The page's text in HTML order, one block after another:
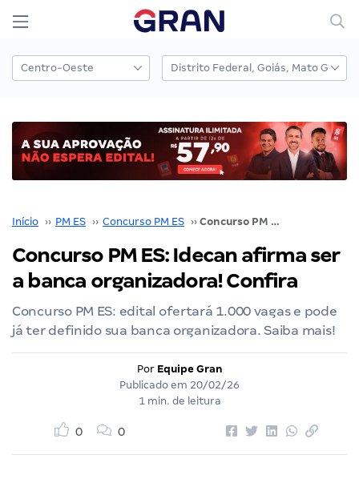
Início ›› PM ES ›› Concurso PM ES ›› Concurso PM ES: Idecan afirma ser a banca organizadora! Confira
Concurso PM ES: Idecan afirma ser
a banca organizadora! Confira
Concurso PM ES: edital ofertará 1.000 vagas e pode
já ter definido sua banca organizadora. Saiba mais!
Por Equipe Gran
Publicado em 20/02/26
1 min. de leitura
0 0